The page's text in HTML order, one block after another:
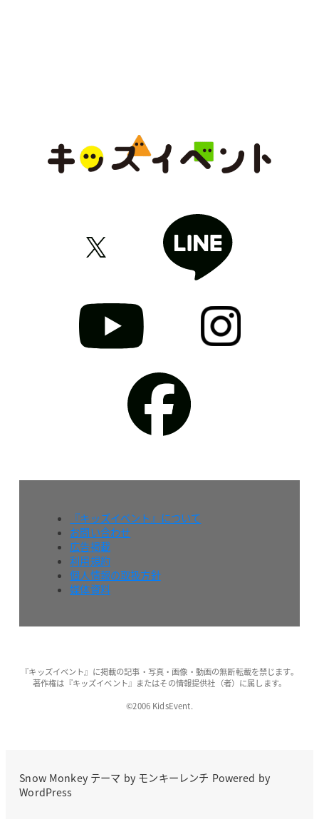
『キッズイベント』について
お問い合わせ
広告掲載
利用規約
個人情報の取扱方針
媒体資料
『キッズイベント』に掲載の記事・写真・画像・動画の無断転載を禁じます。
著作権は『キッズイベント』またはその情報提供社（者）に属します。
©2006 KidsEvent.
Snow Monkeyテーマ by モンキーレンチ Powered by
WordPress